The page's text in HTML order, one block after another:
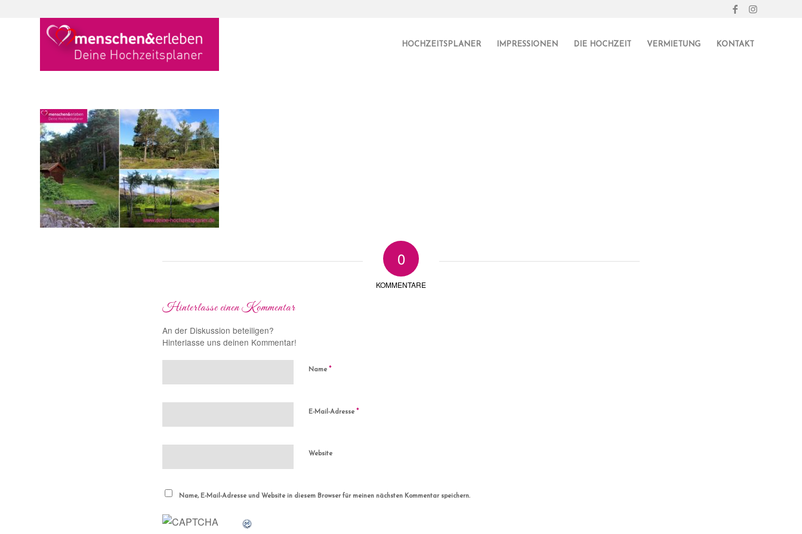
HOCHZEITSPLANER IMPRESSIONEN DIE HOCHZEIT VERMIETUNG KONTAKT
0
KOMMENTARE
Hinterlasse einen Kommentar
An der Diskussion beteiligen?
Hinterlasse uns deinen Kommentar!
Name *
E-Mail-Adresse *
Website
Name, E-Mail-Adresse und Website in diesem Browser für meinen nächsten Kommentar speichern.